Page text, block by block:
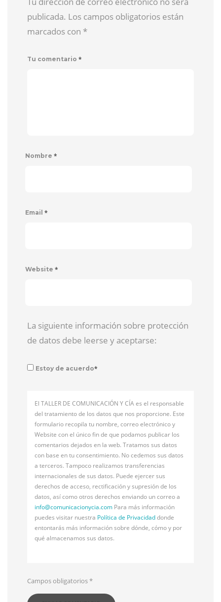
publicada. Los campos obligatorios están
marcados con *
Tu comentario *
Nombre *
Email *
Website *
La siguiente información sobre protección
de datos debe leerse y aceptarse:
Estoy de acuerdo*
El TALLER DE COMUNICACIÓN Y CÍA es el responsable
del tratamiento de los datos que nos proporcione. Este
formulario recopila tu nombre, correo electrónico y
Website con el único fin de que podamos publicar los
comentarios dejados en la web. Tratamos sus datos
con base en tu consentimiento. No cedemos sus datos
a terceros. Tampoco realizamos transferencias
internacionales de sus datos. Puede ejercer sus
derechos de acceso, rectificación y supresión de los
datos, así como otros derechos enviando un correo a
info@comunicacionycia.com Para más información
puedes visitar nuestra Política de Privacidaddonde
entontarás más información sobre dónde, cómo y por
qué almacenamos sus datos.
Campos obligatorios*